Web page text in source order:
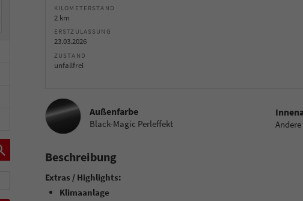
KILOMETERSTAND
2 km
ERSTZULASSUNG
23.03.2026
ZUSTAND
unfallfrei
Außenfarbe
Black-Magic Perleffekt Andere
Beschreibung
Extras / Highlights:
Klimaanlage